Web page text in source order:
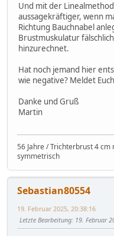
Und mit der
aussagekräftiger, wenn
Richtung Bauchnabel
Brustmuskulatur
hinzurechnet.
Hat noch jemand hier
wie negative? Meldet
Danke und Gruß
Martin
56 Jahre / Trichterbrust 4
symmetrisch
Sebastian80554
19. Februar 2025, 20:38:16
Letzte Bearbeitung: 19. Februar